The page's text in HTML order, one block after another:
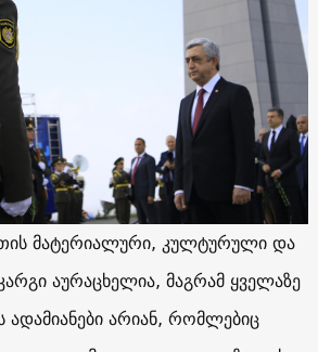
მატერიალური, კულტურული და
აურაცხელია, მაგრამ ყველაზე
ადამიანები არიან, რომლებიც